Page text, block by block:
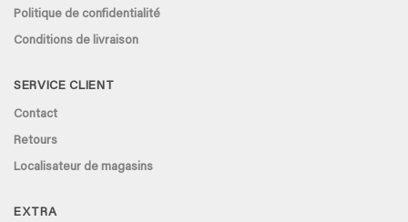
Politique de confidentialité
Conditions de livraison
SERVICE CLIENT
Contact
Retours
Localisateur de magasins
EXTRA